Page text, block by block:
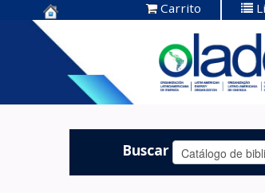
Centro de
Documentación
OLADE -
Carrito
Buscar